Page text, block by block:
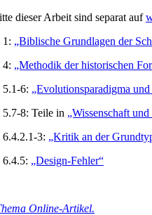
dieser Arbeit sind separat auf
1: „Biblische Grundlagen der
4: „Methodik der historischen
6: „Evolutionsparadigma
8: Teile in „Wissenschaft
3: „Kritik an der
„Design-Fehler“
Online-Artikel.